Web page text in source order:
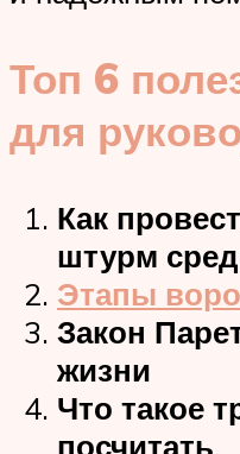
Топ 6
для
Как
штурм
Этапы
Закон
жизни
Что такое
посчитать